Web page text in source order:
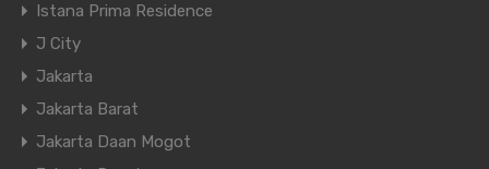
Istana Prima Residence
J City
Jakarta
Jakarta Barat
Jakarta Daan Mogot